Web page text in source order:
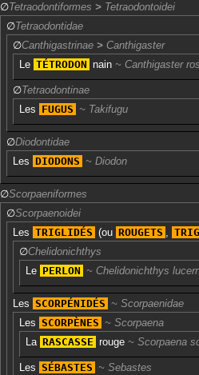
∅Tetraodontiformes > Tetraodontoidei
∅Tetraodontidae
∅Canthigastrinae > Canthigaster
Le TÉTRODON nain Canthigaster
∅Tetraodontinae
Les FUGUS Takifugu
∅Diodontidae
Les DIODONS Diodon
∅Scorpaeniformes
∅Scorpaenoidei
Les TRIGLIDÉS (ou ROUGETS ,
∅Chelidonichthys
Le PERLON Chelidonichthys
Les SCORPÉNIDÉS
Scorpaenidae
Les SCORPÈNES
Scorpaena
La RASCASSE rouge Scorpaena
Les SÉBASTES Sebastes